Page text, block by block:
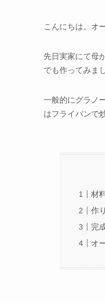
こんにちは。オ
先日実家にて母
でも作ってみま
一般的にグラノ
はフライパンで
材
作
完
オ